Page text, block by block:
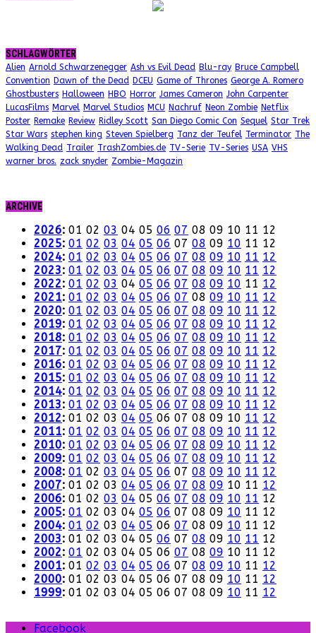
SCHLAGWÖRTER
Alien Arnold Schwarzenegger Ash vs Evil Dead Blu-ray Bruce Campbell
Convention Dawn of the Dead DCEU Game of Thrones George A. Romero
Ghostbusters Halloween HBO Horror James Cameron John Carpenter
LucasFilms Marvel Marvel Studios MCU Nachruf Neon Zombie Netflix
Poster Remake Review Ridley Scott San Diego Comic Con Sequel Star Trek
Star Wars stephen king Steven Spielberg Tanz der Teufel Terminator The
Walking Dead Trailer TrashZombies.de TV-Serie TV-Series USA VHS
warner bros. zack snyder Zombie-Magazin
ARCHIVE
2026: 01 02 03 04 05 06 07 08 09 10 11 12
2025: 01 02 03 04 05 06 07 08 09 10 11 12
2024: 01 02 03 04 05 06 07 08 09 10 11 12
2023: 01 02 03 04 05 06 07 08 09 10 11 12
2022: 01 02 03 04 05 06 07 08 09 10 11 12
2021: 01 02 03 04 05 06 07 08 09 10 11 12
2020: 01 02 03 04 05 06 07 08 09 10 11 12
2019: 01 02 03 04 05 06 07 08 09 10 11 12
2018: 01 02 03 04 05 06 07 08 09 10 11 12
2017: 01 02 03 04 05 06 07 08 09 10 11 12
2016: 01 02 03 04 05 06 07 08 09 10 11 12
2015: 01 02 03 04 05 06 07 08 09 10 11 12
2014: 01 02 03 04 05 06 07 08 09 10 11 12
2013: 01 02 03 04 05 06 07 08 09 10 11 12
2012: 01 02 03 04 05 06 07 08 09 10 11 12
2011: 01 02 03 04 05 06 07 08 09 10 11 12
2010: 01 02 03 04 05 06 07 08 09 10 11 12
2009: 01 02 03 04 05 06 07 08 09 10 11 12
2008: 01 02 03 04 05 06 07 08 09 10 11 12
2007: 01 02 03 04 05 06 07 08 09 10 11 12
2006: 01 02 03 04 05 06 07 08 09 10 11 12
2005: 01 02 03 04 05 06 07 08 09 10 11 12
2004: 01 02 03 04 05 06 07 08 09 10 11 12
2003: 01 02 03 04 05 06 07 08 09 10 11 12
2002: 01 02 03 04 05 06 07 08 09 10 11 12
2001: 01 02 03 04 05 06 07 08 09 10 11 12
2000: 01 02 03 04 05 06 07 08 09 10 11 12
1999: 01 02 03 04 05 06 07 08 09 10 11 12
Facebook